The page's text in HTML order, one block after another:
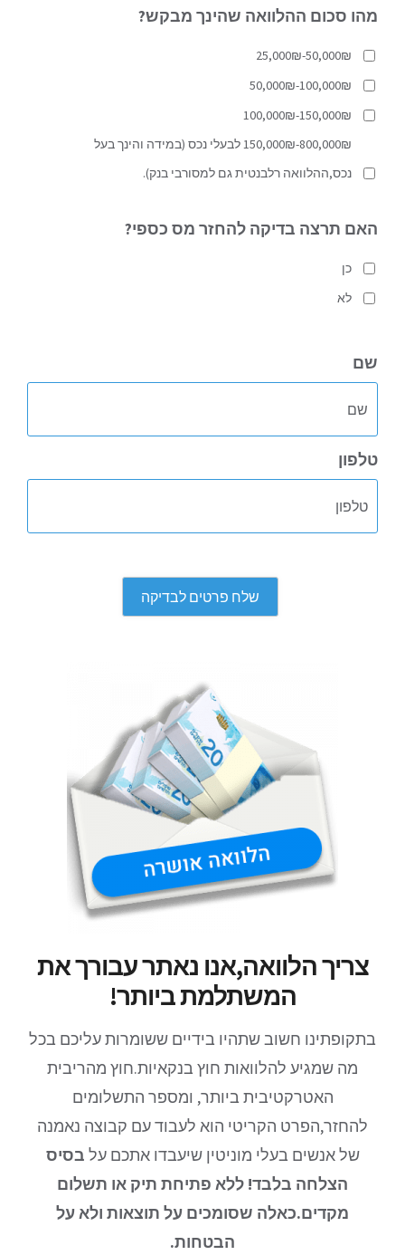
מהו סכום ההלוואה שהינך מבקש?
25,000₪-50,000₪
50,000₪-100,000₪
100,000₪-150,000₪
150,000₪-800,000₪ לבעלי נכס (במידה והינך בעל
נכס,ההלוואה רלבנטית גם למסורבי בנק).
האם תרצה בדיקה להחזר מס כספי?
כן
לא
שם
טלפון
צריך הלוואה,אנו נאתר עבורך את
המשתלמת ביותר!
בתקופתינו חשוב שתהיו בידיים ששומרות עליכם בכל
מה שמגיע להלוואות חוץ בנקאיות.חוץ מהריבית
האטרקטיבית ביותר, ומספר התשלומים
להחזר,הפרט הקריטי הוא לעבוד עם קבוצה נאמנה
של אנשים בעלי מוניטין שיעבדו אתכם על בסיס
הצלחה בלבד! ללא פתיחת תיק או תשלום
מקדים.כאלה שסומכים על תוצאות ולא על
הבטחות.